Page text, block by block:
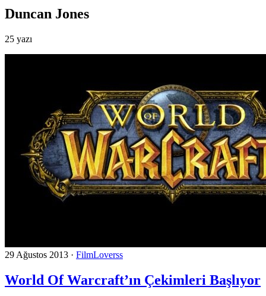
Duncan Jones
25 yazı
29 Ağustos 2013 · FilmLoverss
World Of Warcraft’ın Çekimleri Başlıyor